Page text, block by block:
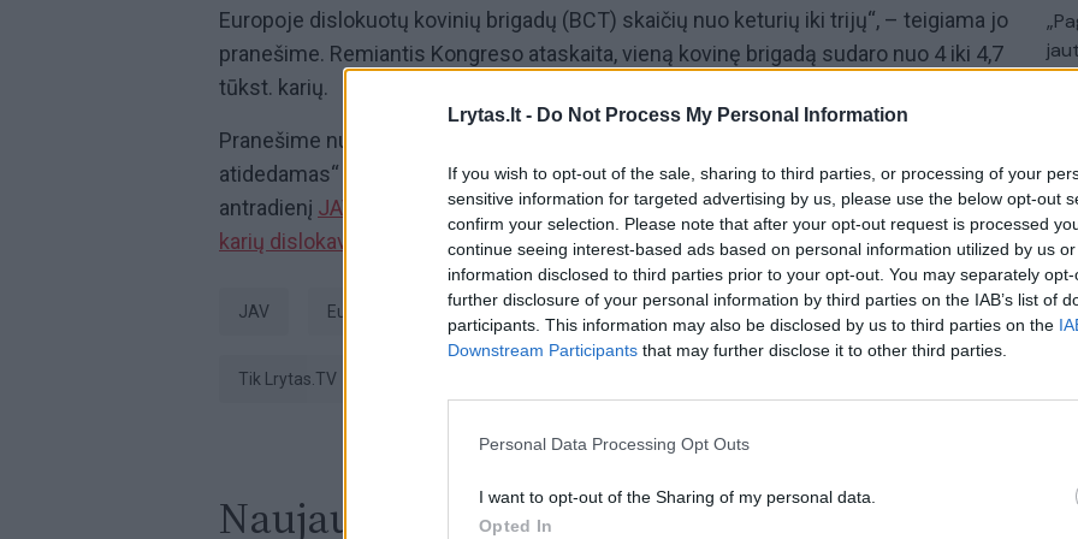
Lrytas.lt - Do Not Process My Personal Information
If you wish to opt-out of the sale, sharing to third parties, or processing of your
sensitive information for targeted advertising by us, please use the below opt-out
confirm your selection. Please note that after your opt-out request is processed
continue seeing interest-based ads based on personal information utilized by us
information disclosed to third parties prior to your opt-out. You may separately
further disclosure of your personal information by third parties on the IAB’s list of
participants. This information may also be disclosed by us to third parties on the
Downstream Participants that may further disclose it to other third parties.
Personal Data Processing Opt Outs
I want to opt-out of the Sharing of my personal data.
Opted In
Europoje dislokuotų kovinių brigadų (BCT) skaičių nuo keturių iki trijų“, – teigiama jo
pranešime. Remiantis Kongreso ataskaita, vieną kovinę brigadą sudaro nuo 4 iki 4,7
tūkst. karių.
Pranešime nurodoma, kad, priėmus sprendimą sumažinti
atidedamas“ ir pajėgų dislokavimas Lenkijoje. Iki pasirodant šiam pranešimui,
antradienį JAV
viceprezidentas J. D. Vance‘as pareiškė, kad planuojamas 4 tūkst.
karių dislokavimas
Lenkijoje buvo atidėtas, o ne atšauktas.
JAV Europa karinė brigada gynyba karių dislokavimas
tik Lrytas.TV
Naujausi įrašai